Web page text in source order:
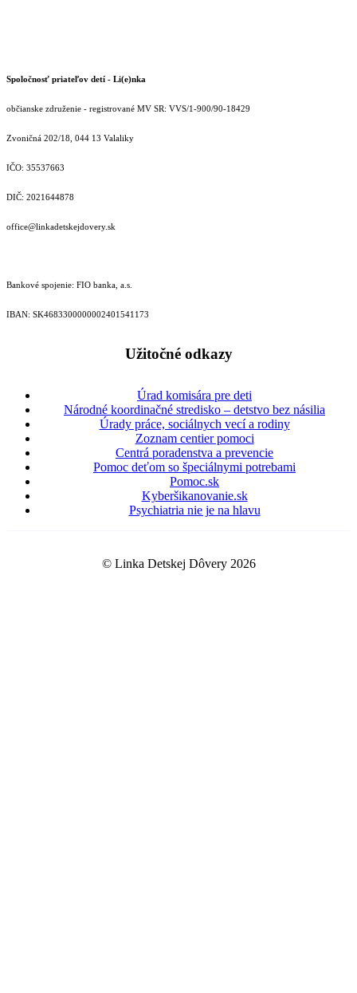
Spoločnosť priateľov detí - Li(e)nka
občianske združenie - registrované MV SR: VVS/1-900/90-18429
Zvoničná 202/18, 044 13 Valaliky
IČO: 35537663
DIČ: 2021644878
office@linkadetskejdovery.sk
Bankové spojenie: FIO banka, a.s.
IBAN: SK46833000000­02401541173
Užitočné odkazy
Úrad komisára pre deti
Národné koordinačné stredisko – detstvo bez násilia
Úrady práce, sociálnych vecí a rodiny
Zoznam centier pomoci
Centrá poradenstva a prevencie
Pomoc deťom so špeciálnymi potrebami
Pomoc.sk
Kyberšikanovanie.sk
Psychiatria nie je na hlavu
© Linka Detskej Dôvery 2026